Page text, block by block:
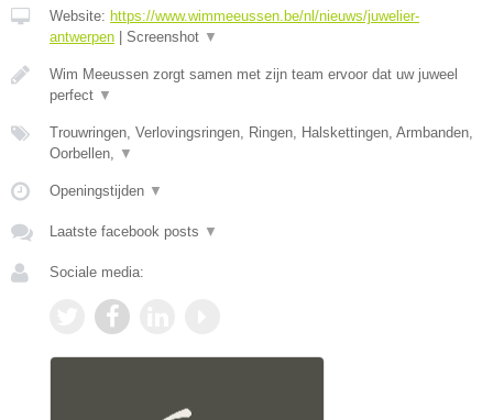
Website: https://www.wimmeeussen.be/nl/nieuws/juwelier-
antwerpen
Screenshot ▼
Wim Meeussen zorgt samen met zijn team ervoor dat uw juweel
perfect ▼
Trouwringen, Verlovingsringen, Ringen, Halskettingen, Armbanden,
Oorbellen, ▼
Openingstijden ▼
Laatste facebook posts ▼
Sociale media: